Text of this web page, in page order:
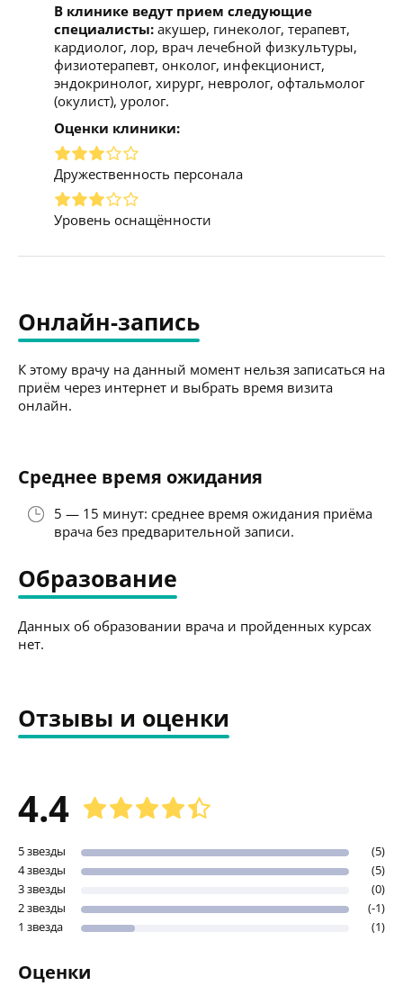
В клинике ведут прием следующие
специалисты: акушер, гинеколог, терапевт,
кардиолог, лор, врач лечебной физкультуры,
физиотерапевт, онколог, инфекционист,
эндокринолог, хирург, невролог, офтальмолог
(окулист), уролог.
Оценки клиники:
Дружественность персонала
Уровень оснащённости
Онлайн-запись
К этому врачу на данный момент нельзя записаться на
приём через интернет и выбрать время визита
онлайн.
Среднее время ожидания
5 — 15 минут: среднее время ожидания приёма
врача без предварительной записи.
Образование
Данных об образовании врача и пройденных курсах
нет.
Отзывы и оценки
4.4
5 звезды
(5)
4 звезды
(5)
3 звезды
(0)
2 звезды
(-1)
1 звезда
(1)
Оценки